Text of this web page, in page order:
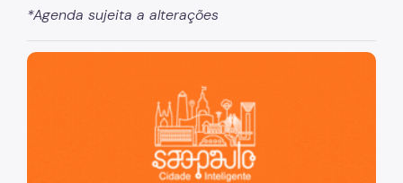
Biblioteca de Saúde
Comitê de Ética em Pesquisa com Seres Humanos
Conselho Municipal de Saúde
*Agenda sujeita a alterações
São Paulo, cidade inteligente, resiliente e sustentável